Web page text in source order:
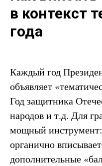
в контекст
года
Каждый год
объявляет
Год защитника
народов и т.д. Для
мощный
органично
дополнительные